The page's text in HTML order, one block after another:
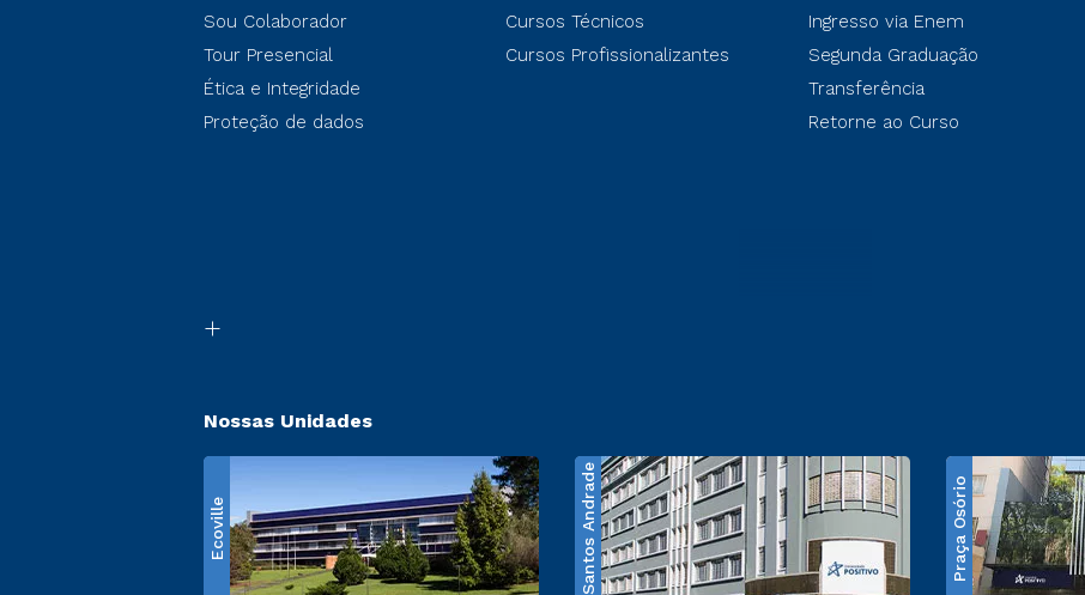
Sou Colaborador
Tour Presencial
Ética e Integridade
Proteção de dados
Cursos Técnicos
Cursos Profissionalizantes
Ingresso via Enem
Segunda Graduação
Transferência
Retorne ao Curso
Nossas Unidades
Ecoville Santos Andrade Praça Osório